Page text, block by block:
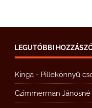
LEGUTÓBBI
Kinga - Pillekönnyű
Czimmerman Jánosné